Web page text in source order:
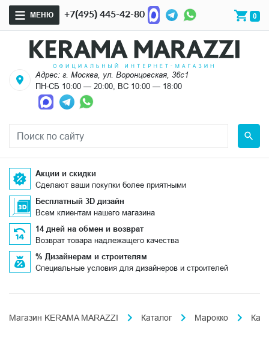
МЕНЮ +7(495) 445-42-80 0
Адрес: г. Москва, ул. Воронцовская, 36с1
ПН-СБ 10:00 — 20:00, ВС 10:00 — 18:00
Акции и скидки
Сделают ваши покупки более приятными
Бесплатный 3D дизайн
Всем клиентам нашего магазина
14 дней на обмен и возврат
Возврат товара надлежащего качества
% Дизайнерам и строителям
Специальные условия для дизайнеров и строителей
Магазин KERAMA MARAZZI Каталог Марокко